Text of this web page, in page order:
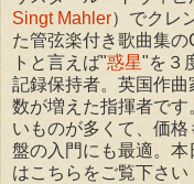
Singt Mahler）でクレ
た管弦楽付き歌曲集
トと言えば"惑星"を３
記録保持者。英国作
数が増えた指揮者で
いものが多くて、価
盤の入門にも最適。本
はこちらをご覧下さ